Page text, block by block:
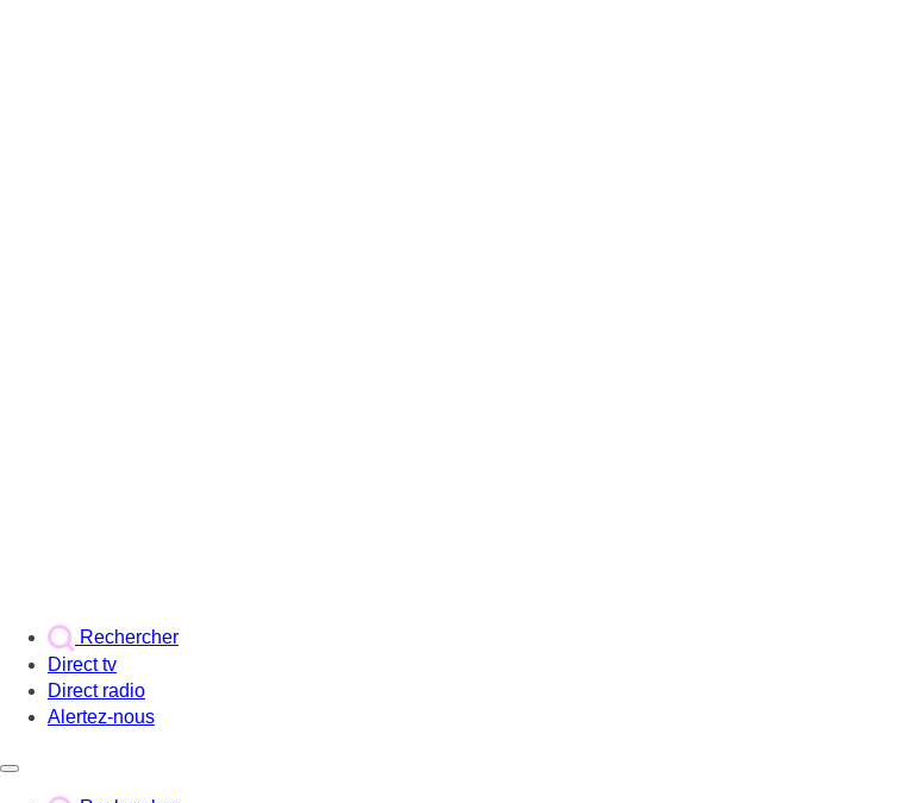
Rechercher
Direct tv
Direct radio
Alertez-nous